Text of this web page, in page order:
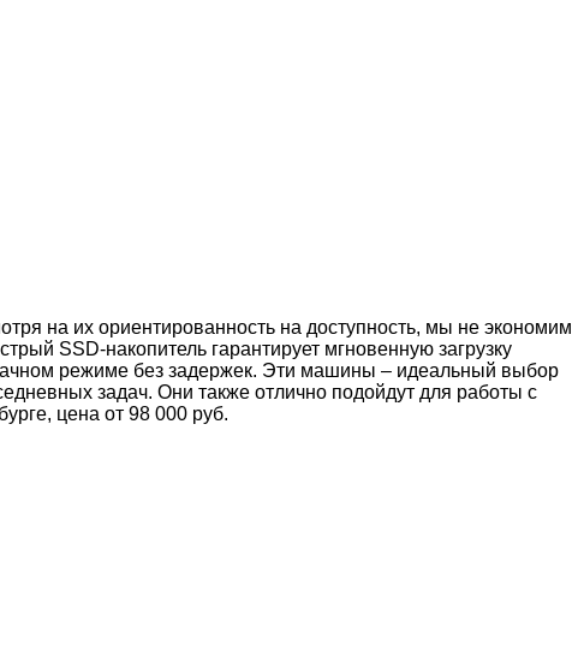
на их ориентированность на доступность, мы не экономим
SSD-накопитель гарантирует мгновенную загрузку
режиме без задержек. Эти машины – идеальный выбор
задач. Они также отлично подойдут для работы с
цена от 98 000 руб.